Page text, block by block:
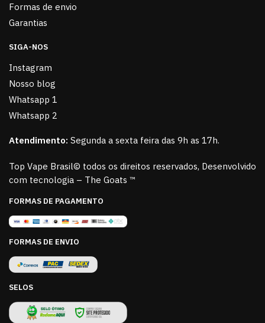
Formas de envio
Garantias
SIGA-NOS
Instagram
Nosso blog
Whatsapp 1
Whatsapp 2
Atendimento: Segunda a sexta feira das 9h as 17h.
Top Vape Brasil© todos os direitos reservados, Desenvolvido
com tecnologia – The Goats ™
FORMAS DE PAGAMENTO
FORMAS DE ENVIO
SELOS